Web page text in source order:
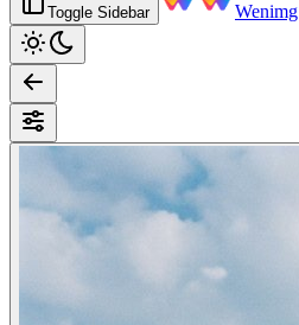
Toggle Sidebar Wenimg